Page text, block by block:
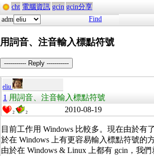
cht 電腦資訊 gcin gcin分享
adm
Find
用詞音、注音輸入標點符號
----------- Reply -----------
eliu
1 用詞音、注音輸入標點符號
2 2 2010-08-19
目前工作用 Windows 比較多。現在由於有
於在 Windows 上有更容易輸入標點符號的
由於在 Windows & Linux 上都有 gcin，我